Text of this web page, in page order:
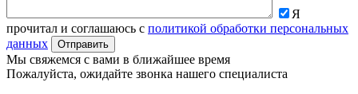
Я
прочитал и соглашаюсь с политикой обработки персональных
данных
Мы свяжемся с вами в ближайшее время
Пожалуйста, ожидайте звонка нашего специалиста